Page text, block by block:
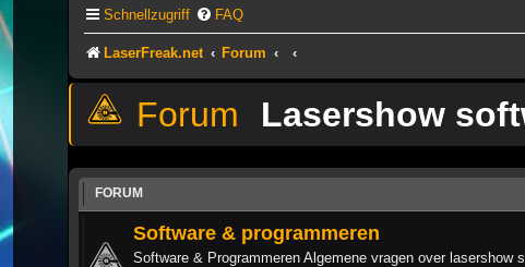
Schnellzugriff FAQ
LaserFreak.net Forum
Lasershow
FORUM
Software & programmeren
Software & Programmeren Algemene vragen over lasershow